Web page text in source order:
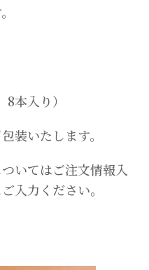
本入り）
装いたします。
いてはご注文情報入
入力ください。